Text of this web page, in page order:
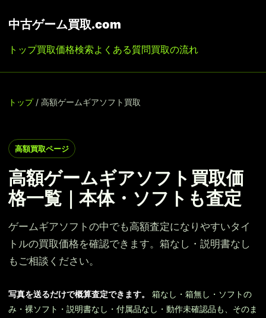
中古ゲーム買取.com
トップ買取価格検索よくある質問買取の流れ
トップ/ 高額ゲームギアソフト買取
高額買取ページ
高額ゲームギアソフト買取価
格一覧｜本体・ソフトも査定
ゲームギアソフトの中でも高額査定になりやすいタイ
トルの買取価格を確認できます。箱なし・説明書なし
もご相談ください。
写真を送るだけで概算査定できます。
箱なし・箱無し・ソフトの
み・裸ソフト・説明書なし・付属品なし・動作未確認品も、そのま